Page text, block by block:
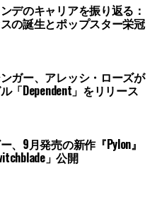
デのキャリアを振り返る：
の誕生とポップスター栄冠
ガー、アレッシ・ローズが
「Dependent」をリリース
、9月発売の新作『Pylon』
」公開